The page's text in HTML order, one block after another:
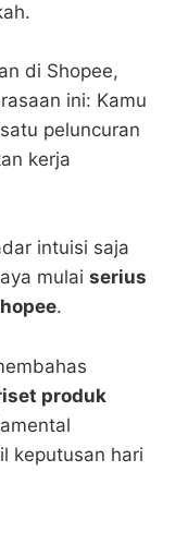
di Shopee,
ini: Kamu
peluncuran
kerja
intuisi saja
mulai serius
.
produk
keputusan hari